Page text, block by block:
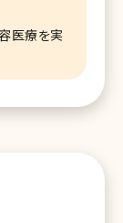
医療を実